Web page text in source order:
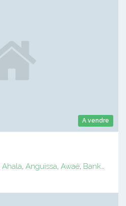
A vendre
Ahala, Anguissa, Awaé, Bankomo